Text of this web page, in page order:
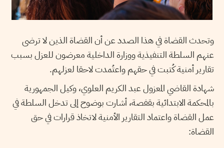
وتحدث القضاة في هذا الصدد عن أن القضاة الذين لا ترضى
عنهم السلطة التنفيذية ووزارة الداخلية معرضون للعزل بسبب
تقارير أمنية كُتبت في حقهم واعتُمدت لاحقا لعزلهم.
شهادة القاضي المعزول عبد الكريم العلوي، وكيل الجمهورية
بالمحكمة الابتدائية بقفصة، أشارت بوضوح إلى تدخل السلطة في
عمل القضاة واعتماد التقارير الأمنية لاتخاذ قرارات في حق
القضاة: